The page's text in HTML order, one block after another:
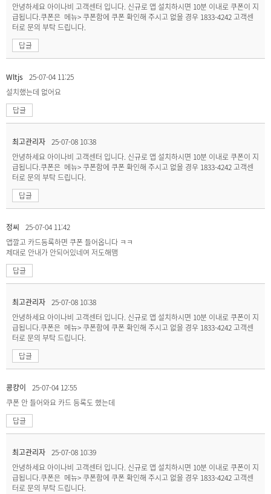
안녕하세요 아이나비 고객센터 입니다. 신규로 앱 설치하시면 10분 이내로 쿠폰이 지
급됩니다.쿠폰은 메뉴> 쿠폰함에 쿠폰 확인해 주시고 없을 경우 1833-4242 고객센
터로 문의 부탁 드립니다.
답글
Wltjs
25-07-04 11:25
설치했는데 없어요
답글
최고관리자 25-07-08 10:38
안녕하세요 아이나비 고객센터 입니다. 신규로 앱 설치하시면 10분 이내로 쿠폰이 지
급됩니다.쿠폰은 메뉴> 쿠폰함에 쿠폰 확인해 주시고 없을 경우 1833-4242 고객센
터로 문의 부탁 드립니다.
답글
정씨
25-07-04 11:42
앱깔고 카드등록하면 쿠폰 들어옵니다 ㅋㅋ
제대로 안내가 안되어있네여 저도해맴
답글
최고관리자 25-07-08 10:38
안녕하세요 아이나비 고객센터 입니다. 신규로 앱 설치하시면 10분 이내로 쿠폰이 지
급됩니다.쿠폰은 메뉴> 쿠폰함에 쿠폰 확인해 주시고 없을 경우 1833-4242 고객센
터로 문의 부탁 드립니다.
답글
쿙컁이
25-07-04 12:55
쿠폰 안 들어와요 카드 등록도 했는데
답글
최고관리자 25-07-08 10:39
안녕하세요 아이나비 고객센터 입니다. 신규로 앱 설치하시면 10분 이내로 쿠폰이 지
급됩니다.쿠폰은 메뉴> 쿠폰함에 쿠폰 확인해 주시고 없을 경우 1833-4242 고객센
터로 문의 부탁 드립니다.